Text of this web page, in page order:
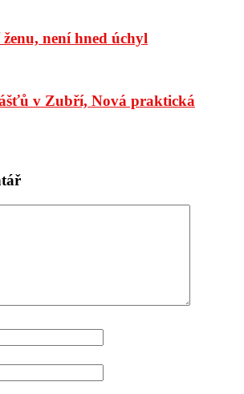
není hned úchyl
v Zubří, Nová praktická